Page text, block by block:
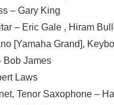
– Gary King
– Eric Gale , Hiram
[Yamaha Grand],
Bob James
Laws
Tenor Saxophone –